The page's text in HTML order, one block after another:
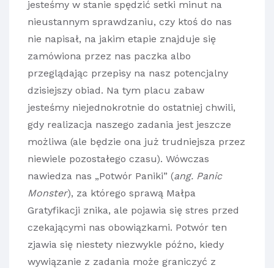
jesteśmy w stanie spędzić setki minut na
nieustannym sprawdzaniu, czy ktoś do nas
nie napisał, na jakim etapie znajduje się
zamówiona przez nas paczka albo
przeglądając przepisy na nasz potencjalny
dzisiejszy obiad. Na tym placu zabaw
jesteśmy niejednokrotnie do ostatniej chwili,
gdy realizacja naszego zadania jest jeszcze
możliwa (ale będzie ona już trudniejsza przez
niewiele pozostałego czasu). Wówczas
nawiedza nas „Potwór Paniki” (ang. Panic
Monster), za którego sprawą Małpa
Gratyfikacji znika, ale pojawia się stres przed
czekającymi nas obowiązkami. Potwór ten
zjawia się niestety niezwykle późno, kiedy
wywiązanie z zadania może graniczyć z